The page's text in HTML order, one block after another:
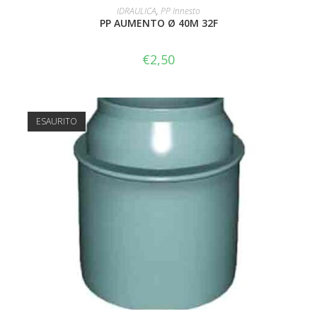
LEGGI TUTTO
IDRAULICA, PP Innesto
PP AUMENTO Ø 40M 32F
€2,50
ESAURITO